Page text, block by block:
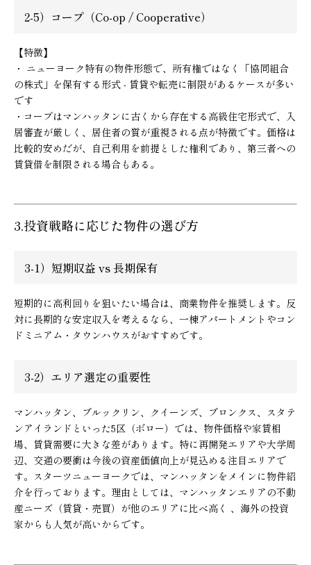
2-5）コープ（Co-op / Cooperative）
【特徴】
・ ニューヨーク特有の物件形態で、所有権ではなく「協同組合
の株式」を保有する形式 - 賃貸や転売に制限があるケースが多い
です
・コープはマンハッタンに古くから存在する高級住宅形式で、入
居審査が厳しく、居住者の質が重視される点が特徴です。価格は
比較的安めだが、自己利用を前提とした権利であり、第三者への
賃貸借を制限される場合もある。
3.投資戦略に応じた物件の選び方
3-1）短期収益 vs 長期保有
短期的に高利回りを狙いたい場合は、商業物件を推奨します。反
対に長期的な安定収入を考えるなら、一棟アパートメントやコン
ドミニアム・タウンハウスがおすすめです。
3-2）エリア選定の重要性
マンハッタン、ブルックリン、クイーンズ、ブロンクス、スタテ
ンアイランドといった5区（ボロー）では、物件価格や家賃相
場、賃貸需要に大きな差があります。特に再開発エリアや大学周
辺、交通の要衝は今後の資産価値向上が見込める注目エリアで
す。スターツニューヨークでは、マンハッタンをメインに物件紹
介を行っております。理由としては、マンハッタンエリアの不動
産ニーズ（賃貸・売買）が他のエリアに比べ高く 、海外の投資
家からも人気が高いからです。